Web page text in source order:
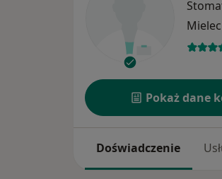
Mielec
Pokaż dane
Doświadczenie